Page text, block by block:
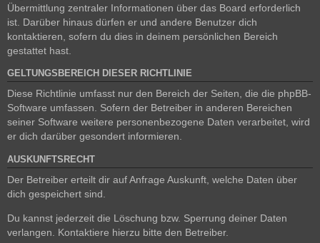
Übermittlung zentraler Informationen über das Board erforderlich
ist. Darüber hinaus dürfen er und andere Benutzer dich
kontaktieren, sofern du dies in deinem persönlichen Bereich
gestattet hast.
GELTUNGSBEREICH DIESER RICHTLINIE
Diese Richtlinie umfasst nur den Bereich der Seiten, die die phpBB-
Software umfassen. Sofern der Betreiber in anderen Bereichen
seiner Software weitere personenbezogene Daten verarbeitet, wird
er dich darüber gesondert informieren.
AUSKUNFTSRECHT
Der Betreiber erteilt dir auf Anfrage Auskunft, welche Daten über
dich gespeichert sind.
Du kannst jederzeit die Löschung bzw. Sperrung deiner Daten
verlangen. Kontaktiere hierzu bitte den Betreiber.